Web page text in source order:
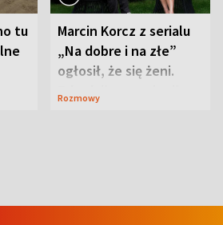
tu
Marcin Korcz z serialu
„Na dobre i na złe”
ogłosił, że się żeni.
Zdradził, co zmienił
Rozmowy